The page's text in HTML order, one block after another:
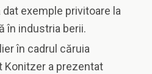
exemple privitoare la
în industria berii.
în cadrul căruia
Konitzer a prezentat